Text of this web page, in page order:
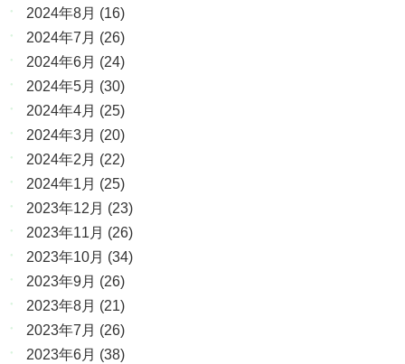
2024年8月 (16)
2024年7月 (26)
2024年6月 (24)
2024年5月 (30)
2024年4月 (25)
2024年3月 (20)
2024年2月 (22)
2024年1月 (25)
2023年12月 (23)
2023年11月 (26)
2023年10月 (34)
2023年9月 (26)
2023年8月 (21)
2023年7月 (26)
2023年6月 (38)